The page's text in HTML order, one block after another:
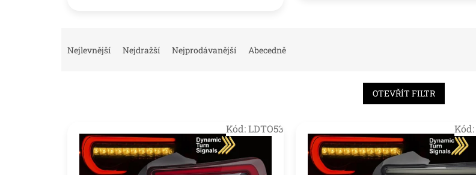
Nejlevnější Nejdražší Nejprodávanější Abecedně
OTEVŘÍT FILTR
Kód:LDTO53 Kód: